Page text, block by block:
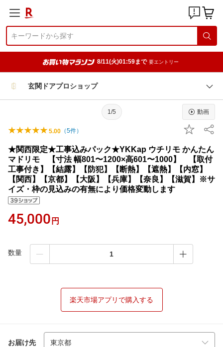
8/11(火)01:59まで 要エントリー
玄関ドアプロショップ
1/5 動画
5.00 （5件）
★関西限定★工事込みパック★YKKap ウチリモ かんたん
マドリモ 【寸法 幅801〜1200×高601〜1000】 【取付
工事付き】【結露】【防犯】【断熱】【遮熱】【内窓】
【関西】【京都】【大阪】【兵庫】【奈良】【滋賀】※サ
イズ・枠の見込みの有無により価格変動します
45,000 円
数量
楽天市場アプリで購入する
お届け先